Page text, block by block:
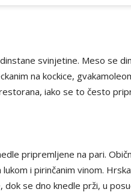
svinjetine. Meso se
na kockice,
iako se to često
pripremljene na pari.
i pirinčanim vinom.
dok se dno knedle prži, u